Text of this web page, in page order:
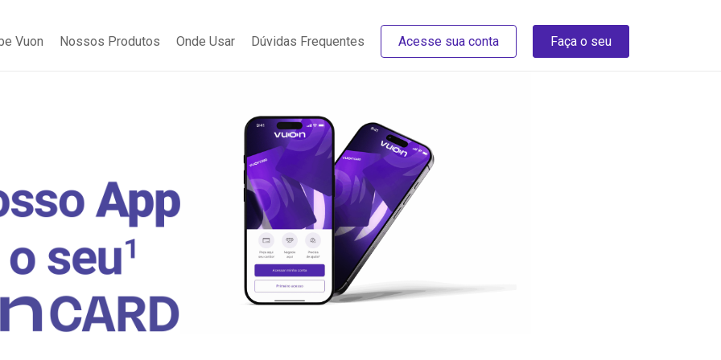
Vuon Nossos Produtos Onde Usar Dúvidas Frequentes Acesse sua conta Faça o seu